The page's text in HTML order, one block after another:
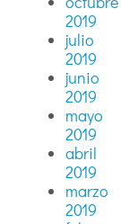
2019
julio
2019
junio
2019
mayo
2019
abril
2019
marzo
2019